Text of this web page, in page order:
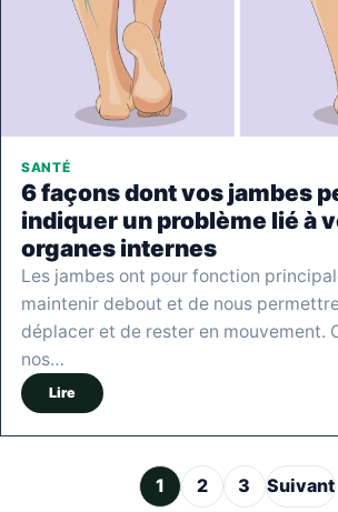
SANTÉ
6 façons dont vos jambes
indiquer un problème lié à
organes internes
Les jambes ont pour fonction
maintenir debout et de nous
déplacer et de rester en mouvement.
nos…
Lire
Pagination des
1 2 3 Suivant